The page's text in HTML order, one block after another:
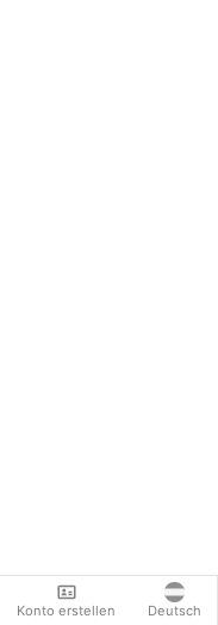
Konto erstellen Deutsch